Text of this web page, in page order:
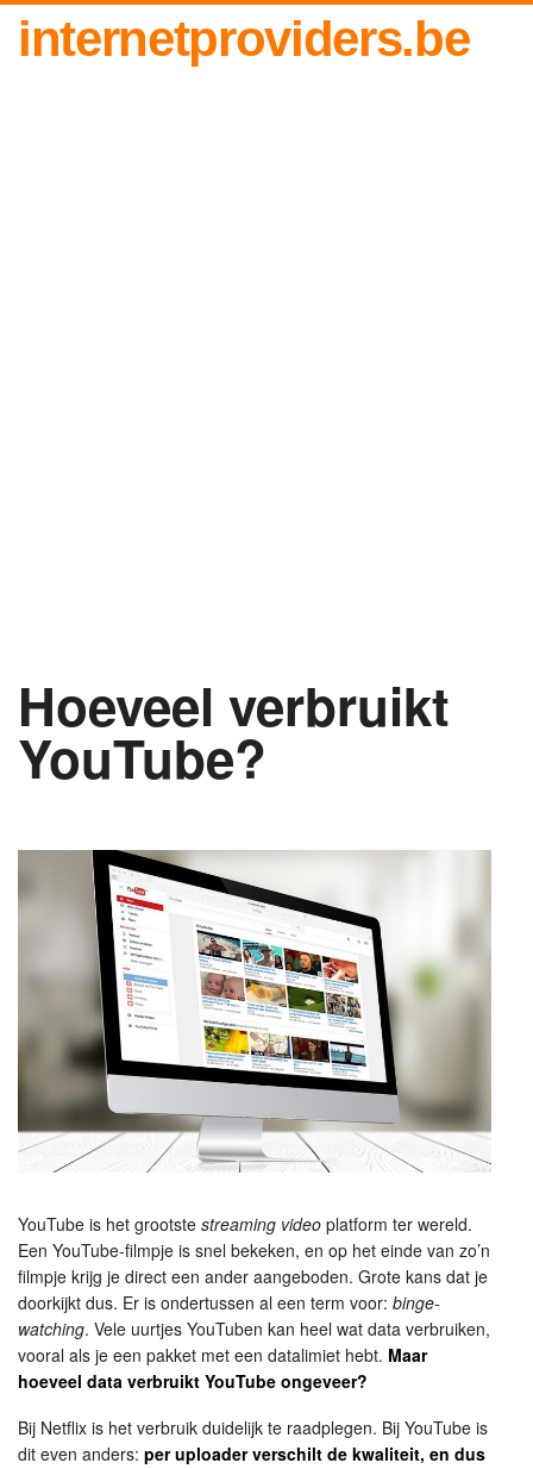
internetproviders.be
Hoeveel verbruikt
YouTube?
YouTube is het grootste streaming video platform ter wereld.
Een YouTube-filmpje is snel bekeken, en op het einde van zo’n
filmpje krijg je direct een ander aangeboden. Grote kans dat je
doorkijkt dus. Er is ondertussen al een term voor: binge-
watching. Vele uurtjes YouTuben kan heel wat data verbruiken,
vooral als je een pakket met een datalimiet hebt. Maar
hoeveel data verbruikt YouTube ongeveer?
Bij Netflix is het verbruik duidelijk te raadplegen. Bij YouTube is
dit even anders: per uploader verschilt de kwaliteit, en dus